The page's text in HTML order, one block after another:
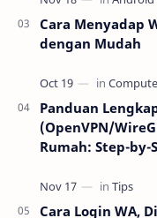
Cara Menyadap
dengan Mudah
Panduan
(OpenVPN/
Rumah: Step-by-
Cara Login WA,